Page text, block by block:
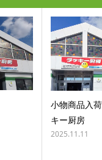
小物商品入
キー厨房
2025.11.11